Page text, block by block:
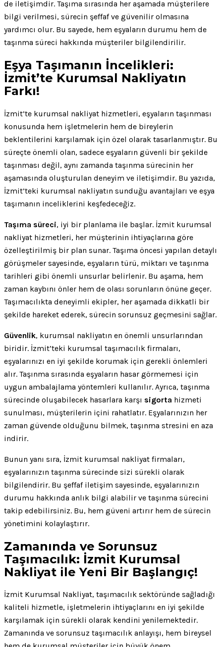
de iletişimdir. Taşıma sırasında her aşamada müşterilere
bilgi verilmesi, sürecin şeffaf ve güvenilir olmasına
yardımcı olur. Bu sayede, hem eşyaların durumu hem de
taşınma süreci hakkında müşteriler bilgilendirilir.
Eşya Taşımanın İncelikleri:
İzmit’te Kurumsal Nakliyatın
Farkı!
İzmit’te kurumsal nakliyat hizmetleri, eşyaların taşınması
konusunda hem işletmelerin hem de bireylerin
beklentilerini karşılamak için özel olarak tasarlanmıştır. Bu
süreçte önemli olan, sadece eşyaların güvenli bir şekilde
taşınması değil, aynı zamanda taşınma sürecinin her
aşamasında oluşturulan deneyim ve iletişimdir. Bu yazıda,
İzmit’teki kurumsal nakliyatın sunduğu avantajları ve eşya
taşımanın inceliklerini keşfedeceğiz.
Taşıma süreci, iyi bir planlama ile başlar. İzmit kurumsal
nakliyat hizmetleri, her müşterinin ihtiyaçlarına göre
özelleştirilmiş bir plan sunar. Taşıma öncesi yapılan detaylı
görüşmeler sayesinde, eşyaların türü, miktarı ve taşınma
tarihleri gibi önemli unsurlar belirlenir. Bu aşama, hem
zaman kaybını önler hem de olası sorunların önüne geçer.
Taşımacılıkta deneyimli ekipler, her aşamada dikkatli bir
şekilde hareket ederek, sürecin sorunsuz geçmesini sağlar.
Güvenlik, kurumsal nakliyatın en önemli unsurlarından
biridir. İzmit’teki kurumsal taşımacılık firmaları,
eşyalarınızı en iyi şekilde korumak için gerekli önlemleri
alır. Taşınma sırasında eşyaların hasar görmemesi için
uygun ambalajlama yöntemleri kullanılır. Ayrıca, taşınma
sürecinde oluşabilecek hasarlara karşı sigorta hizmeti
sunulması, müşterilerin içini rahatlatır. Eşyalarınızın her
zaman güvende olduğunu bilmek, taşınma stresini en aza
indirir.
Bunun yanı sıra, İzmit kurumsal nakliyat firmaları,
eşyalarınızın taşınma sürecinde sizi sürekli olarak
bilgilendirir. Bu şeffaf iletişim sayesinde, eşyalarınızın
durumu hakkında anlık bilgi alabilir ve taşınma sürecini
takip edebilirsiniz. Bu, hem güveni artırır hem de sürecin
yönetimini kolaylaştırır.
Zamanında ve Sorunsuz
Taşımacılık: İzmit Kurumsal
Nakliyat ile Yeni Bir Başlangıç!
İzmit Kurumsal Nakliyat, taşımacılık sektöründe sağladığı
kaliteli hizmetle, işletmelerin ihtiyaçlarını en iyi şekilde
karşılamak için sürekli olarak kendini yenilemektedir.
Zamanında ve sorunsuz taşımacılık anlayışı, hem bireysel